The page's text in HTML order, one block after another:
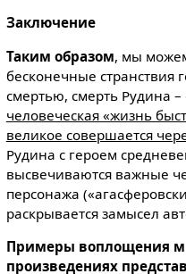
Заключение
Таким образом, мы
бесконечные странствия
смертью, смерть Рудина –
человеческая «жизнь
великое совершается
Рудина с героем
высвечиваются важные
персонажа
раскрывается замысел
Примеры воплощения
произведениях